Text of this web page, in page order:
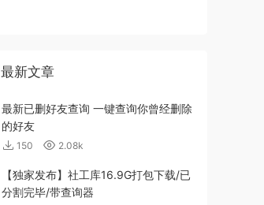
最新文章
最新已删好友查询 一键查询你曾经删除
的好友
150 2.08k
【独家发布】社工库16.9G打包下载/已
分割完毕/带查询器